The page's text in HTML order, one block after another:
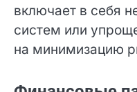
заемщику
включает в себя
систем или